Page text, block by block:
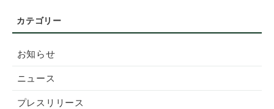
お知らせ
ニュース
プレスリリース